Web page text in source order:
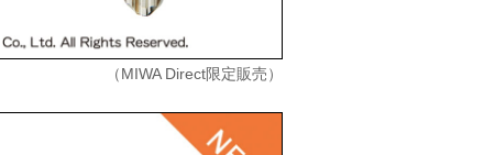
（MIWA Direct限定販売）